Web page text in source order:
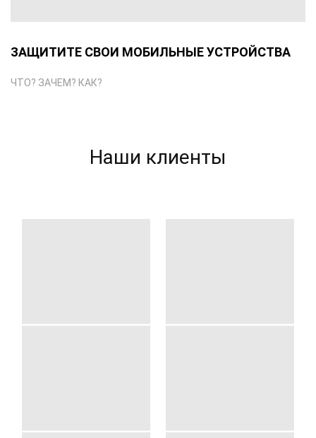
ЗАЩИТИТЕ СВОИ МОБИЛЬНЫЕ УСТРОЙСТВА
ЧТО? ЗАЧЕМ? КАК?
Наши клиенты